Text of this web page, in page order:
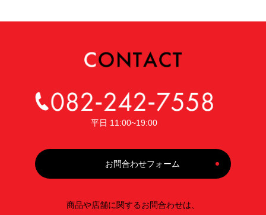
平日 11:00~19:00
お問合わせフォーム
商品や店舗に関するお問合わせは、